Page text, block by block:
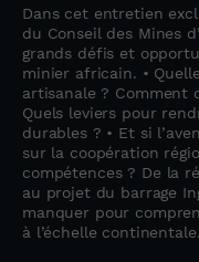
Dans cet entretien
du Conseil des Mines
grands défis et
minier africain. •
artisanale ? Comment
Quels leviers pour
durables ? • Et si
sur la coopération
compétences ? De la
au projet du barrage
manquer pour
à l’échelle